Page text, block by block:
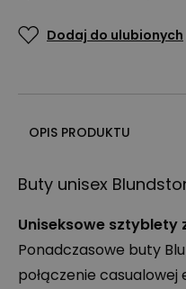
Dodaj do ulubionych
OPIS PRODUKTU
Buty unisex
Uniseksowe sztyblety
Ponadczasowe buty
połączenie casualowej